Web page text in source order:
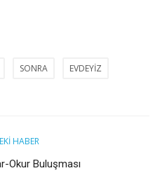
SONRA EVDEYİZ
HABER
Okur Buluşması